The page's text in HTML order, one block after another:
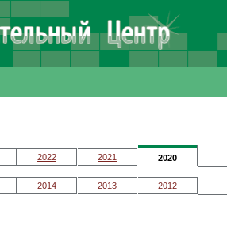
2022 2021 2020
2014 2013 2012